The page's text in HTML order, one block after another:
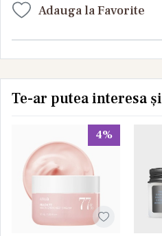
Adauga la Favorite
Te-ar putea interesa și
4%